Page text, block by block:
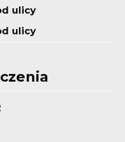
ulicy
ulicy